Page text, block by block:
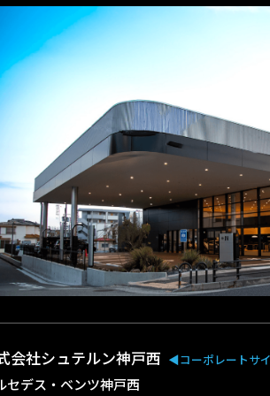
会社シュテルン神戸西 ◀︎コーポレートサ
セデス・ベンツ神戸西